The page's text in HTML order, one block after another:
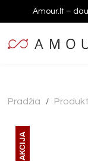
Amour.lt –
Pradžia /
AKCIJA